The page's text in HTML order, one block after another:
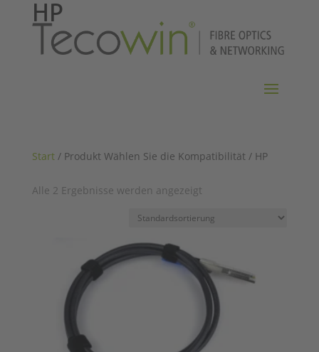
Start/ Produkt Wählen Sie die Kompatibilität / HP
HP
Alle 2 Ergebnisse werden angezeigt